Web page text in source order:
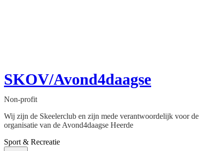
SKOV/Avond4daagse
Non-profit
Wij zijn de Skeelerclub en zijn mede verantwoordelijk voor de
organisatie van de Avond4daagse Heerde
Sport & Recreatie